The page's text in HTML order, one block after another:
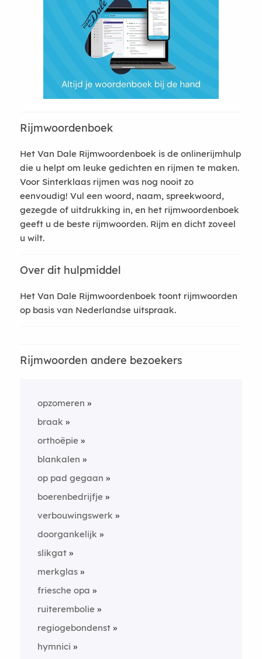
Rijmwoordenboek
Het Van Dale Rijmwoordenboek is de onlinerijmhulp
die u helpt om leuke gedichten en rijmen te maken.
Voor Sinterklaas rijmen was nog nooit zo
eenvoudig! Vul een woord, naam, spreekwoord,
gezegde of uitdrukking in, en het rijmwoordenboek
geeft u de beste rijmwoorden. Rijm en dicht zoveel
u wilt.
Over dit hulpmiddel
Het Van Dale Rijmwoordenboek toont rijmwoorden
op basis van Nederlandse uitspraak.
Rijmwoorden andere bezoekers
opzomeren
braak
orthoëpie
blankalen
op pad gegaan
boerenbedrijfje
verbouwingswerk
doorgankelijk
slikgat
merkglas
friesche opa
ruiterembolie
regiogebondenst
hymnici